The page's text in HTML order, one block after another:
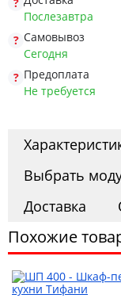
Прихожая
Офис
Комоды
Матрасы
Послезавтра
Самовывоз
Сегодня
Предоплата
Не требуется
Выбрать
Доставка
Похожие